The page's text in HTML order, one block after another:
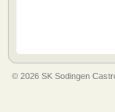
© 2026 SK Sodingen